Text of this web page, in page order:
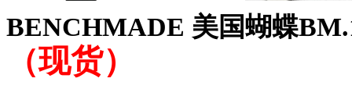
BENCHMADE 美国蝴蝶
（现货）